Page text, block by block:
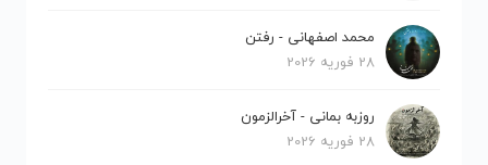
محمد اصفهانی - رفتن
28 فوریه 2026
روزبه بمانی - آخرالزمون
28 فوریه 2026